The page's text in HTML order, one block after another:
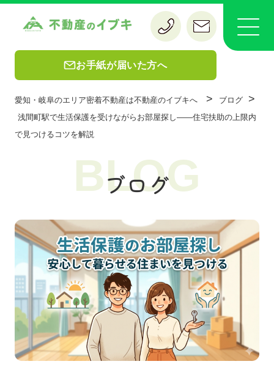
お手紙が届いた方へ
愛知・岐阜のエリア密着不動産は不動産のイブキへ > ブログ >
浅間町駅で生活保護を受けながらお部屋探し——住宅扶助の上限内
で見つけるコツを解説
ブログ
BLOG